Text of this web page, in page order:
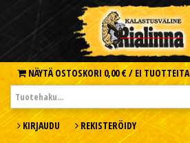
NÄYTÄ OSTOSKORI 0,00 € / EI TUOTTEITA
KIRJAUDU REKISTERÖIDY